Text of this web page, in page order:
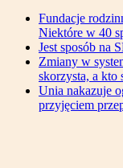
Fundacje
Niektóre w 40
Jest sposób na
Zmiany w
skorzysta, a kto
Unia nakazuje
przyjęciem